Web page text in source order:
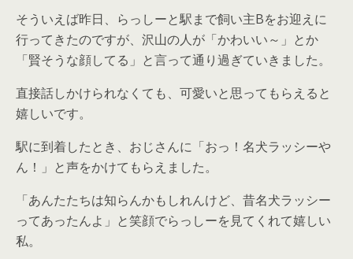
そういえば昨日、らっしーと駅まで飼い主Bをお迎えに
行ってきたのですが、沢山の人が「かわいい～」とか
「賢そうな顔してる」と言って通り過ぎていきました。
直接話しかけられなくても、可愛いと思ってもらえると
嬉しいです。
駅に到着したとき、おじさんに「おっ！名犬ラッシーや
ん！」と声をかけてもらえました。
「あんたたちは知らんかもしれんけど、昔名犬ラッシー
ってあったんよ」と笑顔でらっしーを見てくれて嬉しい
私。